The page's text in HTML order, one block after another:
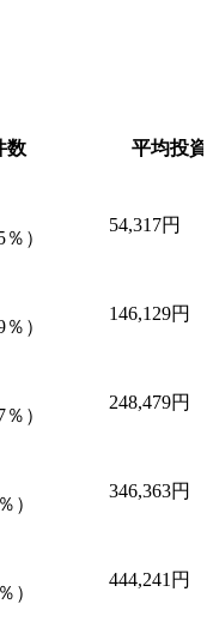
数 平均投資
）
54,317円
）
146,129円
）
248,479円
）
346,363円
）
444,241円